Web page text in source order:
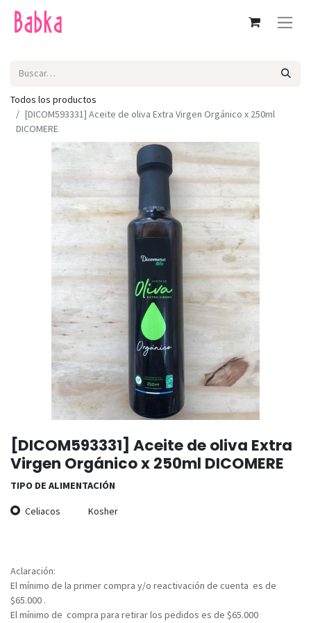
Todos los productos
[DICOM593331] Aceite de oliva Extra Virgen Orgánico x 250ml
DICOMERE
[DICOM593331] Aceite de oliva Extra
Virgen Orgánico x 250ml DICOMERE
TIPO DE ALIMENTACIÓN
Celiacos Kosher
Aclaración:
El mínimo de la primer compra y/o reactivación de cuenta es de
$65.000 .
El mínimo de compra para retirar los pedidos es de $65.000